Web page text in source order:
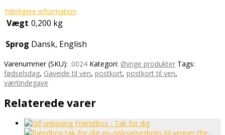
Yderligere information
Vægt 0,200 kg
Sprog Dansk, English
Varenummer (SKU): .0024 Kategori: Øvrige produkter Tags:
fødselsdag, Gaveide til ven, postkort, postkort til ven,
værtindegave
Relaterede varer